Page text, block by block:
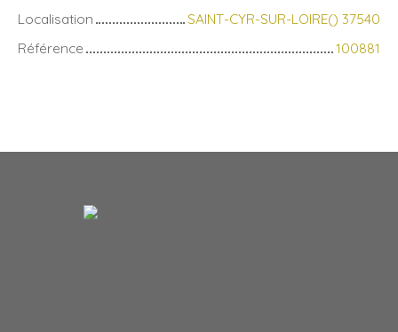
Localisation
SAINT-CYR-SUR-LOIRE() 37540
Référence
100881